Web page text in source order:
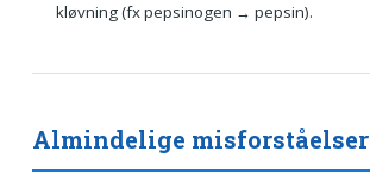
kløvning (fx pepsinogen → pepsin).
Almindelige misforståelser